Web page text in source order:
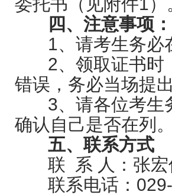
四、注意事项：
1、请考生务必
2、领取证书时
错误，务必当场提出
3、请各位考生务
确认自己是否在列。
五、联系方式
联 系 人：张宏
联系电话：029-